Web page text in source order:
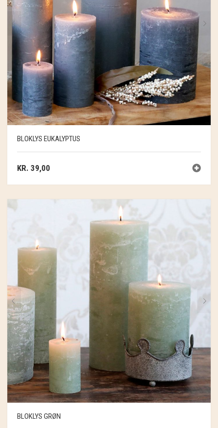
BLOKLYS EUKALYPTUS
KR. 39,00
BLOKLYS GRØN